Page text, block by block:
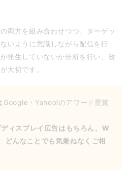
両方を組み合わせつつ、ターゲッ
いように意識しながら配信を行
発生していないか分析を行い、改
大切です。
Google・Yahoo!のアワード受賞
ィスプレイ広告はもちろん、W
どんなことでも気兼ねなくご相